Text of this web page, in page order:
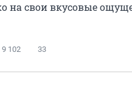
на свои вкусовые
9 102 33